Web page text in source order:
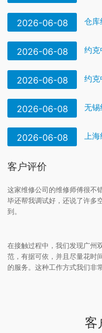
2026-06-08 仓库
2026-06-08 约
2026-06-08 约
2026-06-08 无锡
2026-06-08 上
客户评价
这家维修公司的维修师傅很不
毕还帮我调试好，还说了许多
到。
在接触过程中，我们发现广州
范，有据可依，并且尽量花时
的服务。这种工作方式我们非
客